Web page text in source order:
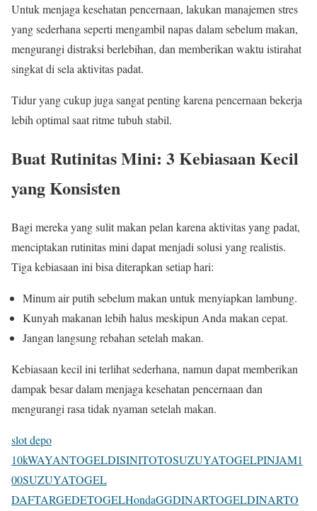
Untuk menjaga kesehatan pencernaan, lakukan manajemen stres
yang sederhana seperti mengambil napas dalam sebelum makan,
mengurangi distraksi berlebihan, dan memberikan waktu istirahat
singkat di sela aktivitas padat.
Tidur yang cukup juga sangat penting karena pencernaan bekerja
lebih optimal saat ritme tubuh stabil.
Buat Rutinitas Mini: 3 Kebiasaan Kecil
yang Konsisten
Bagi mereka yang sulit makan pelan karena aktivitas yang padat,
menciptakan rutinitas mini dapat menjadi solusi yang realistis.
Tiga kebiasaan ini bisa diterapkan setiap hari:
Minum air putih sebelum makan untuk menyiapkan lambung.
Kunyah makanan lebih halus meskipun Anda makan cepat.
Jangan langsung rebahan setelah makan.
Kebiasaan kecil ini terlihat sederhana, namun dapat memberikan
dampak besar dalam menjaga kesehatan pencernaan dan
mengurangi rasa tidak nyaman setelah makan.
slot depo
10kWAYANTOGELDISINITOTOSUZUYATOGELPINJAM1
00SUZUYATOGEL
DAFTARGEDETOGELHondaGGDINARTOGELDINARTO